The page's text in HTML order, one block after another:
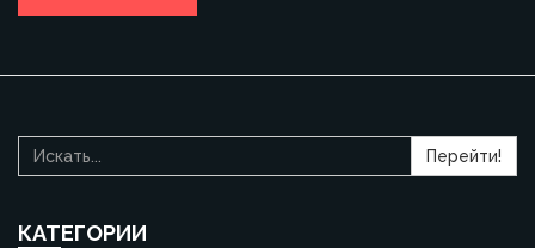
Перейти!
КАТЕГОРИИ